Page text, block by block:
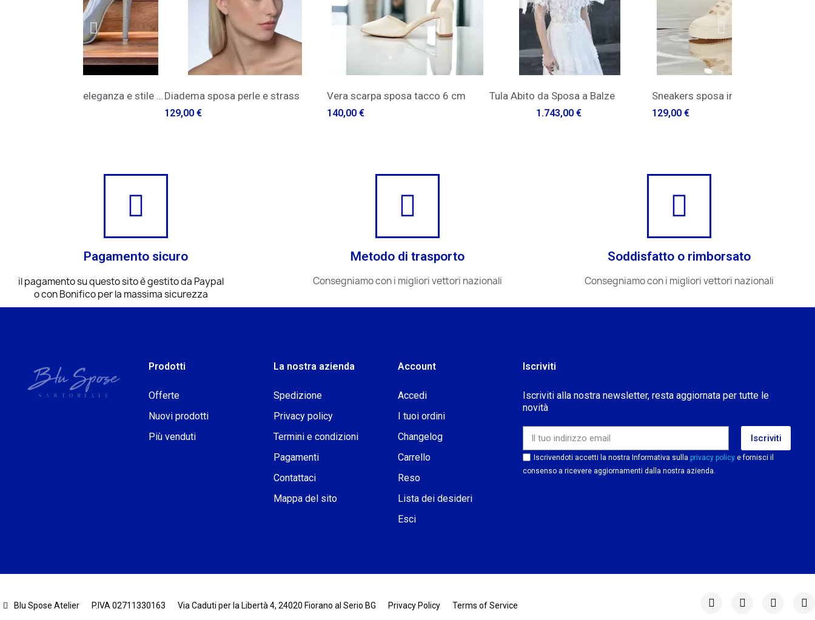
QUICK VIEW Scarpe da donna: eleganza e stile con i décolleté in capretto argento QUICK VIEW
Diadema sposa perle e strass
129,00 €
QUICK VIEW
Vera scarpa sposa tacco 6 cm
140,00 €
QUICK VIEW
Tula Abito da Sposa a Balze
1.743,00 €
QUICK VIEW
Sneakers sposa in pizzo
129,00 €
Pagamento sicuro
il pagamento su questo sito è gestito da Paypal
o con Bonifico per la massima sicurezza
Metodo di trasporto
Consegniamo con i migliori vettori nazionali
Soddisfatto o rimborsato
Consegniamo con i migliori vettori nazionali
Prodotti
Offerte
Nuovi prodotti
Più venduti
La nostra azienda
Spedizione
Privacy policy
Termini e condizioni
Pagamenti
Contattaci
Mappa del sito
Account
Accedi
I tuoi ordini
Changelog
Carrello
Reso
Lista dei desideri
Esci
Iscriviti
Iscriviti alla nostra newsletter, resta aggiornata per tutte le
novità
Iscriviti
Iscrivendoti accetti la nostra Informativa sulla privacy policy e fornisci il
consenso a ricevere aggiornamenti dalla nostra azienda.
Blu Spose Atelier P.IVA 02711330163 Via Caduti per la Libertà 4, 24020 Fiorano al Serio BG Privacy Policy Terms of Service